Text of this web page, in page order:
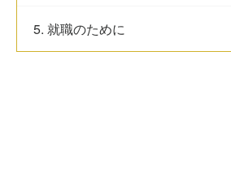
5. 就職のために